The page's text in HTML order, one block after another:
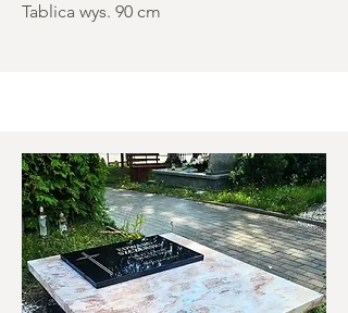
Tablica wys. 90 cm